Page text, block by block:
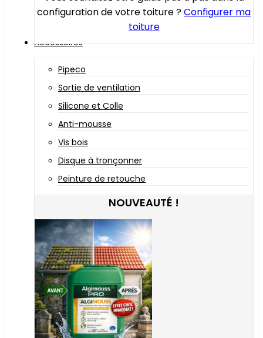
configuration de votre toiture ?Configurer ma
toiture
Accessoires
Pipeco
Sortie de ventilation
Silicone et Colle
Anti-mousse
Vis bois
Disque à tronçonner
Peinture de retouche
NOUVEAUTÉ !